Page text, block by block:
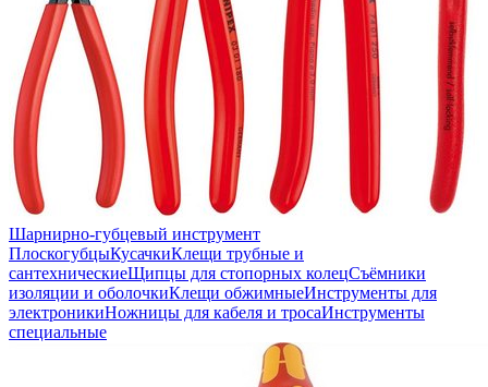
Шарнирно-губцевый инструмент
ПлоскогубцыКусачкиКлещи трубные и
сантехническиеЩипцы для стопорных колецСъёмники
изоляции и оболочкиКлещи обжимныеИнструменты для
электроникиНожницы для кабеля и тросаИнструменты
специальные